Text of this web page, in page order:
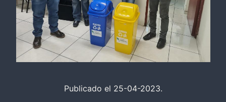
Publicado el 25-04-2023.